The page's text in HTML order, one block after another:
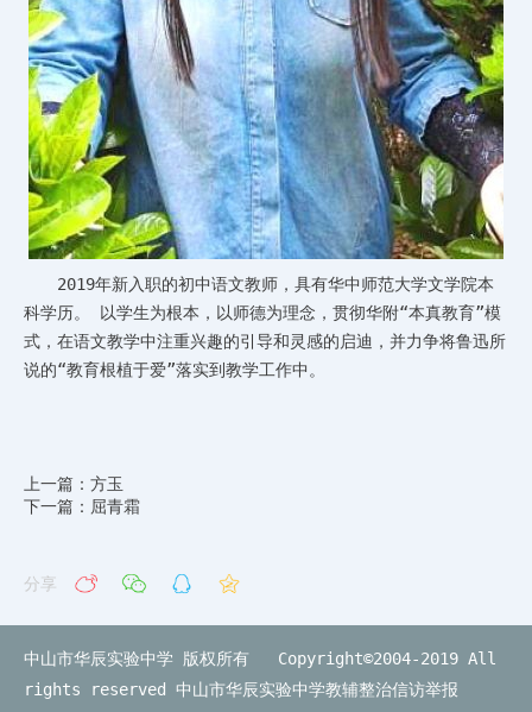
2019年新入职的初中语文教师，具有华中师范大学文学院本
科学历。 以学生为根本，以师德为理念，贯彻华附“本真教育”模
式，在语文教学中注重兴趣的引导和灵感的启迪，并力争将鲁迅所
说的“教育根植于爱”落实到教学工作中。
上一篇：方玉
下一篇：屈青霜
分享
中山市华辰实验中学 版权所有 Copyright©2004-2019 All
rights reserved 中山市华辰实验中学教辅整治信访举报